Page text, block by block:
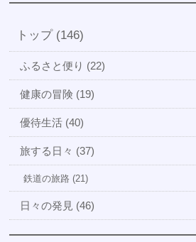
トップ (146)
ふるさと便り (22)
健康の冒険 (19)
優待生活 (40)
旅する日々 (37)
鉄道の旅路 (21)
日々の発見 (46)